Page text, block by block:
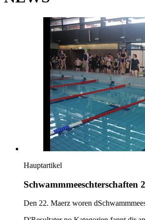
Hauptartikel
Schwammmeeschterschaften
Den 22. Maerz woren